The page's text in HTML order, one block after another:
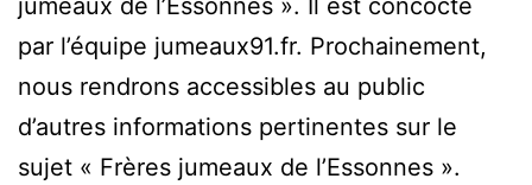
par l’équipe jumeaux91.fr. Prochainement,
nous rendrons accessibles au public
d’autres informations pertinentes sur le
sujet « Frères jumeaux de l’Essonnes ».